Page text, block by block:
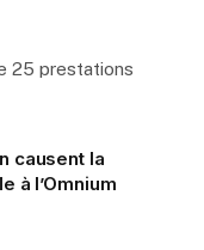
25 prestations
causent la
à l’Omnium